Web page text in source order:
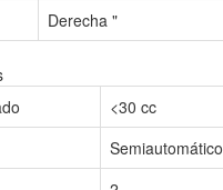
Derecha "
<30 cc
Semiautomático